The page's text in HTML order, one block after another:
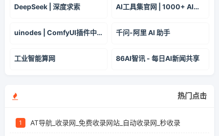
DeepSeek | 深度求索 AI工具集官网 | 1000+ AI工具集合，国内外AI工具集导航大全
uinodes | ComfyUI插件中文教学 千问-阿里 AI 助手
工业智能算网 86AI智讯 - 每日AI新闻共享
热门点击
1 AT导航_收录网_免费收录网站_自动收录网_秒收录